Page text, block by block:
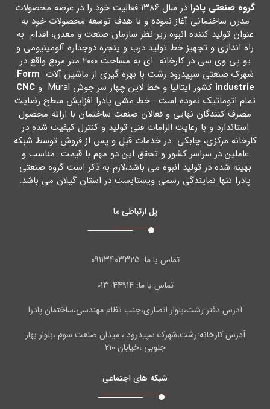
گروه صنعتی پادرا
در سال ۱۳۸۶ فعالیت خود را در عرصه محصولات
مدرن ساختمانی آغاز نموده و با هدف توسعه محصولات خود به
عنوان تولید کننده انبوه زیر نظر سازمان صنعت و معدن، اقدام به
راه اندازي و تجهیز خط تولید درب و پنجره دوجداره آلومینیومی و
یو پی وي سی در کارخانه اي به مساحت ۲۰۰۰ متر مربع واقع در
شهرك صنعتی سپیدرود رشت با بهره گیري از ماشین آلات Form
industrie کشور ایتالیا و خط لاین چهار سر جوش Mural و
CNC
تمام اتوماتیک نموده است. خط مشی پادرا افزایش سطح رضایت
مصرف کنندگان نهایی و فعالان صنعت ساختمان با ارائه محصول
استاندارد و با رعایت الزامات فنی تولید و کنترل کیفیت شده در
کارخانه مرکزي، چابکی در خدمات قبل و پس از فروش توسط شبکه
عاملین در سراسر کشور و تحقق این دو مهم با قیمت مناسب و
بهینه شده در تولید انبوه می باشد،لازم به ذکر است گروه صنعتی
پادرا تنها نمایندگی رسمی ویستابست در استان گیلان می باشد.
پل ارتباطی ما
تماس با ما:۰۹۱۱۳۴۰۳۳۲۵
تماس با ما: ۴۴۹۱۴-۰۱۳
آدرس دفتر:رشت،بلوار انصاری،جنب نظام مهندسی،ساختمان پادرا
آدرس کارخانه:رشت،شهرک سپیدرود ، میدان صنعت سوم ،بلوار بهار
جنوبی ،خیابان ۲۱۰
شبکه های اجتماعی